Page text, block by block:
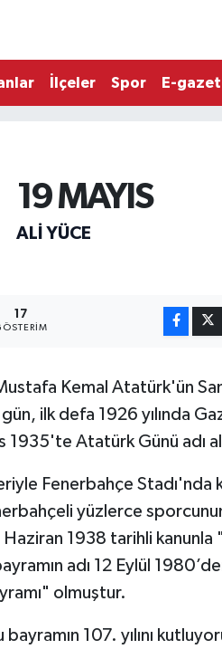
İlçeler Spor E-
19 MAYIS
ALI YÜCE
17
Kemal Atatürk'ün
gün, ilk defa 1926 yılında
1935'te Atatürk Günü adı
Fenerbahçe Stadı'nda
yüzlerce
1938 tarihli kanunla
adı 12 Eylül
olmuştur.
107. yılını